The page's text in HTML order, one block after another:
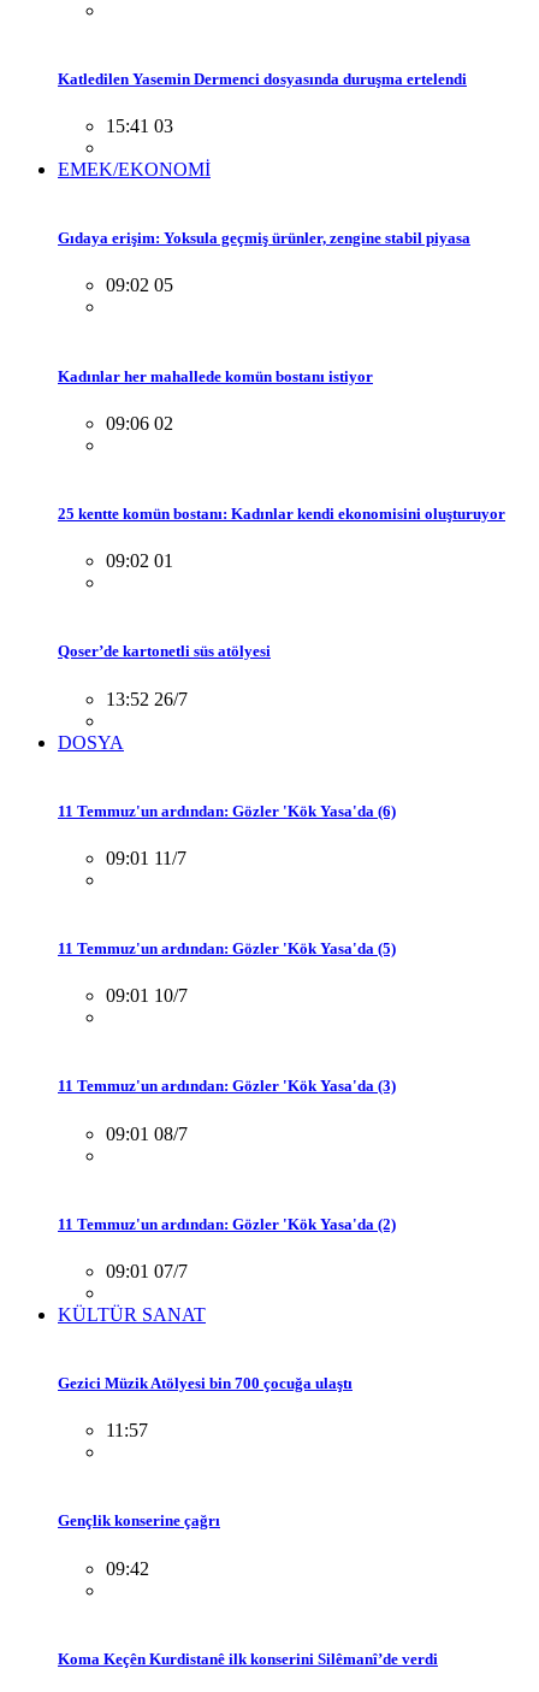
Katledilen Yasemin Dermenci dosyasında duruşma ertelendi
15:41 03
EMEK/EKONOMİ
Gıdaya erişim: Yoksula geçmiş ürünler, zengine stabil piyasa
09:02 05
Kadınlar her mahallede komün bostanı istiyor
09:06 02
25 kentte komün bostanı: Kadınlar kendi ekonomisini oluşturuyor
09:02 01
Qoser’de kartonetli süs atölyesi
13:52 26/7
DOSYA
11 Temmuz'un ardından: Gözler 'Kök Yasa'da (6)
09:01 11/7
11 Temmuz'un ardından: Gözler 'Kök Yasa'da (5)
09:01 10/7
11 Temmuz'un ardından: Gözler 'Kök Yasa'da (3)
09:01 08/7
11 Temmuz'un ardından: Gözler 'Kök Yasa'da (2)
09:01 07/7
KÜLTÜR SANAT
Gezici Müzik Atölyesi bin 700 çocuğa ulaştı
11:57
Gençlik konserine çağrı
09:42
Koma Keçên Kurdistanê ilk konserini Silêmanî’de verdi